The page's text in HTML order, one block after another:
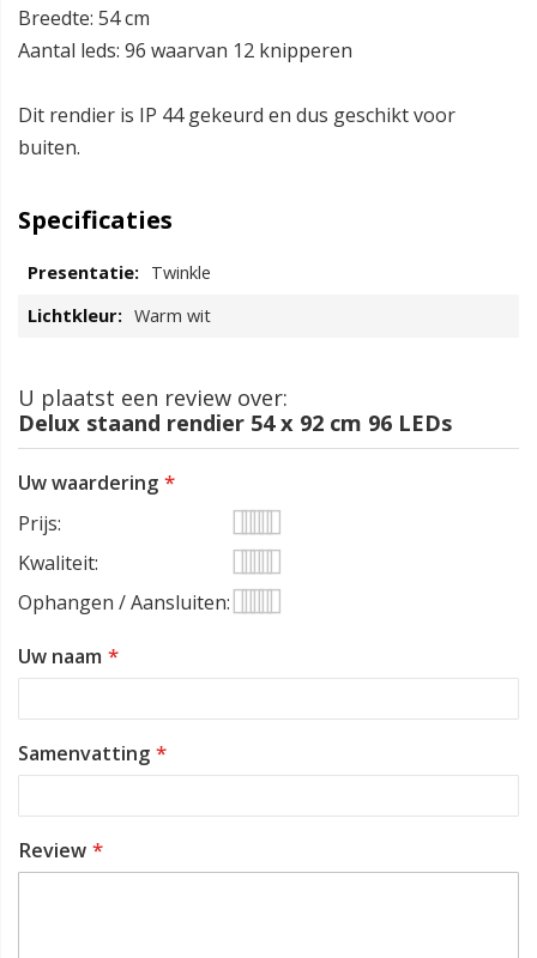
Breedte: 54 cm
Aantal leds: 96 waarvan 12 knipperen
Dit rendier is IP 44 gekeurd en dus geschikt voor
buiten.
Specificaties
Twinkle
Warm wit
U plaatst een review over:
Delux staand rendier 54 x 92 cm 96 LEDs
Uw waardering
Prijs
1
star
2
stars
3
stars
4
stars
5
stars
Kwaliteit
1
2
3
4
5
Ophangen / Aansluiten
Uw naam
Samenvatting
Review